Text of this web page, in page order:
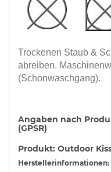
Trockenen Staub &
abreiben.
(Schonwaschgang).
Angaben nach
(GPSR)
Produkt: Outdoor
Herstellerinformationen: